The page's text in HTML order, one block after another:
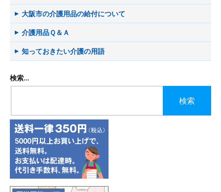
大阪市の介護用品の給付について
介護用品Ｑ＆Ａ
知っておきたい介護の用語
検索…